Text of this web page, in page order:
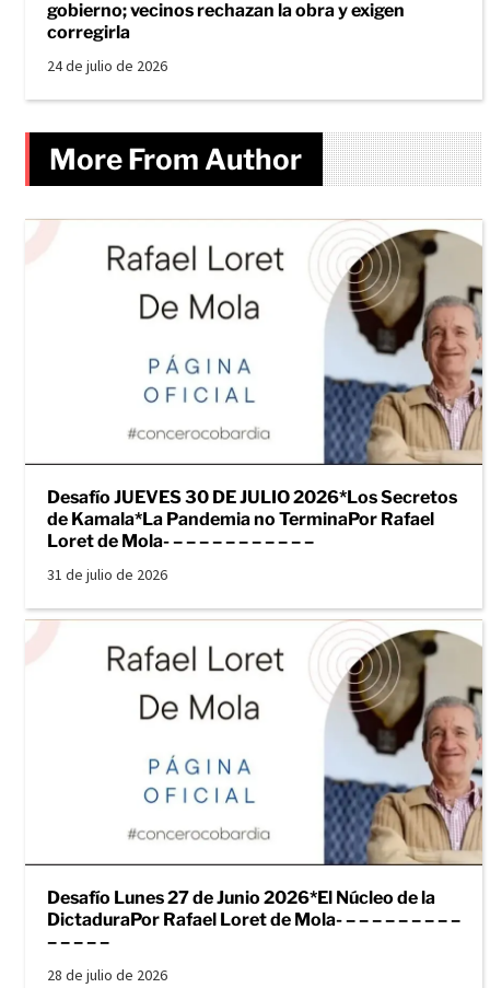
gobierno; vecinos rechazan la obra y exigen
corregirla
24 de julio de 2026
More From Author
Desafío JUEVES 30 DE JULIO 2026*Los Secretos
de Kamala*La Pandemia no TerminaPor Rafael
Loret de Mola- – – – – – – – – – – –
31 de julio de 2026
Desafío Lunes 27 de Junio 2026*El Núcleo de la
DictaduraPor Rafael Loret de Mola- – – – – – – – – –
– – – – –
28 de julio de 2026